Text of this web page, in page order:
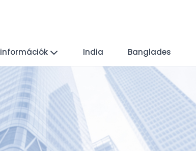
Konzuli információk India Banglades